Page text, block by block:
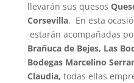
llevarán sus quesos
Corsevilla. En esta
estarán acompañadas
Brañuca de Bejes, Las
Bodegas Marcelino
Claudia, todas ellas